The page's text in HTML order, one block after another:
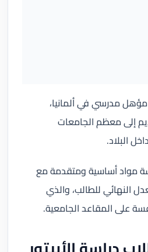
مدرسي في ألمانيا،
إلى معظم الجامعات
البلاد.
مواد أساسية ومتقدمة مع
النهائي للطالب، والذي
على المقاعد الجامعية.